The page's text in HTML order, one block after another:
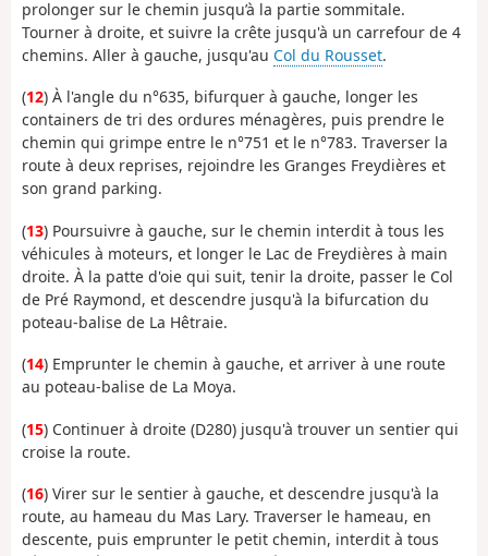
prolonger sur le chemin jusqu’à la partie sommitale.
Tourner à droite, et suivre la crête jusqu'à un carrefour de 4
chemins. Aller à gauche, jusqu'au Col du Rousset.
(12) À l'angle du n°635, bifurquer à gauche, longer les
containers de tri des ordures ménagères, puis prendre le
chemin qui grimpe entre le n°751 et le n°783. Traverser la
route à deux reprises, rejoindre les Granges Freydières et
son grand parking.
(13) Poursuivre à gauche, sur le chemin interdit à tous les
véhicules à moteurs, et longer le Lac de Freydières à main
droite. À la patte d'oie qui suit, tenir la droite, passer le Col
de Pré Raymond, et descendre jusqu'à la bifurcation du
poteau-balise de La Hêtraie.
(14) Emprunter le chemin à gauche, et arriver à une route
au poteau-balise de La Moya.
(15) Continuer à droite (D280) jusqu'à trouver un sentier qui
croise la route.
(16) Virer sur le sentier à gauche, et descendre jusqu'à la
route, au hameau du Mas Lary. Traverser le hameau, en
descente, puis emprunter le petit chemin, interdit à tous